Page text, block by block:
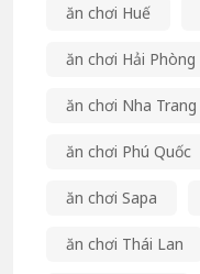
ăn chơi Huế
ăn chơi Hải Phòng
ăn chơi Nha Trang
ăn chơi Phú Quốc
ăn chơi Sapa
ăn chơi Thái Lan